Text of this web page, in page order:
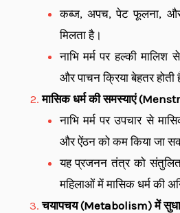
कब्ज, अपच, पेट फूलना,
मिलता है।
नाभि मर्म पर हल्की मालिश
और पाचन क्रिया बेहतर होती
मासिक धर्म की समस्याएं
नाभि मर्म पर उपचार से
और ऐंठन को कम किया जा
यह प्रजनन तंत्र को
महिलाओं में मासिक धर्म की
चयापचय (Metabolism) में